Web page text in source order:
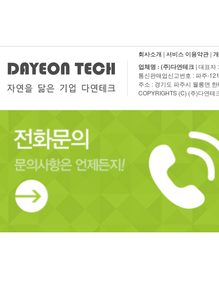
회사소개 | 서비스 이용약관 |
업체명 : (주)다연테크 | 대표자
통신판매업신고번호 : 파주-
주소 : 경기도 파주시 월롱면
COPYRIGHTS (C) (주)다연테